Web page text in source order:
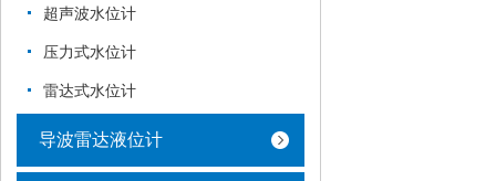
超声波水位计
压力式水位计
雷达式水位计
导波雷达液位计